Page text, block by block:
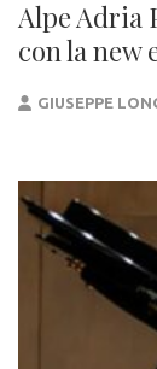
Alpe Adria
con la
GIUSEPPE